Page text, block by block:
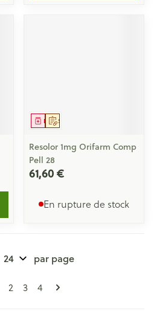
Sur prescription
Médicament
Resolor 1mg Orifarm Comp
Pell 28
61,60 €
En rupture de stock
Pages
lisez actuellement la page
Page
2 Page
3 Page
4
par page